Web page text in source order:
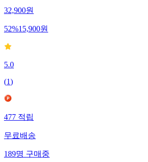
32,900원
52%15,900원
5.0
(1)
477적립
무료배송
189명구매중